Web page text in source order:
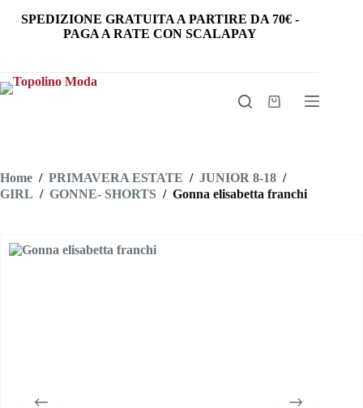
SPEDIZIONE GRATUITA A PARTIRE DA 70€ -
PAGA A RATE CON SCALAPAY
Carrello
Home / PRIMAVERA ESTATE / JUNIOR 8-18 /
GIRL / GONNE- SHORTS / Gonna elisabetta franchi